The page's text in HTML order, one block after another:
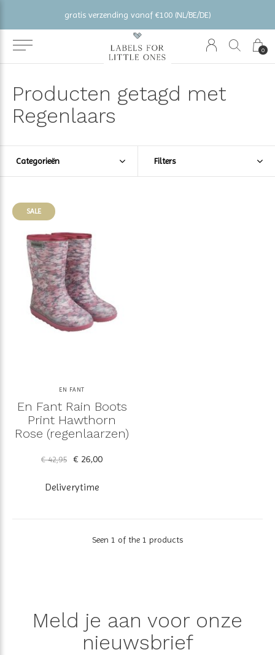
0
gratis verzending vanaf €100 (NL/BE/DE)
Producten getagd met
Regenlaars
Categorieën Filters
SALE
EN FANT
En Fant Rain Boots
Print Hawthorn
Rose (regenlaarzen)
€ 42,95 € 26,00
Deliverytime
Seen 1 of the 1 products
Meld je aan voor onze
nieuwsbrief